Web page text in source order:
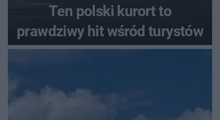
Ten polski kurort to
prawdziwy hit wśród turystów